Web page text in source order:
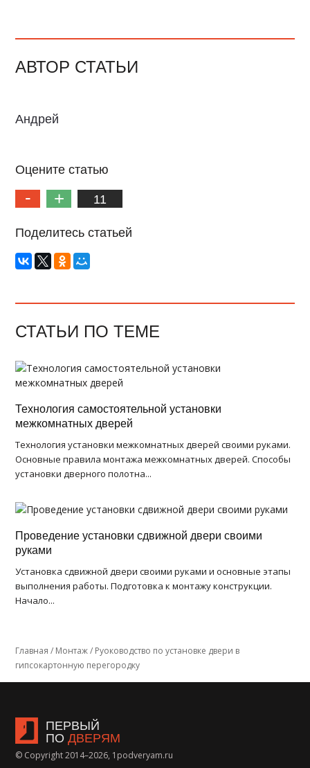
АВТОР СТАТЬИ
Андрей
Оцените статью
11
Поделитесь статьей
СТАТЬИ ПО ТЕМЕ
Технология самостоятельной установки
межкомнатных дверей
Технология установки межкомнатных дверей своими руками.
Основные правила монтажа межкомнатных дверей. Способы
установки дверного полотна...
Проведение установки сдвижной двери своими
руками
Установка сдвижной двери своими руками и основные этапы
выполнения работы. Подготовка к монтажу конструкции.
Начало...
Главная / Монтаж / Руоководство по установке двери в
гипсокартонную перегородку
ПЕРВЫЙ
ПО ДВЕРЯМ
© Copyright 2014–2026, 1podveryam.ru